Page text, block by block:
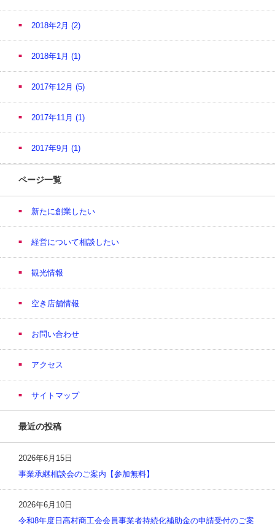
2018年2月 (2)
2018年1月 (1)
2017年12月 (5)
2017年11月 (1)
2017年9月 (1)
ページ一覧
新たに創業したい
経営について相談したい
観光情報
空き店舗情報
お問い合わせ
アクセス
サイトマップ
最近の投稿
2026年6月15日
事業承継相談会のご案内【参加無料】
2026年6月10日
令和8年度日高村商工会会員事業者持続化補助金の申請受付のご案